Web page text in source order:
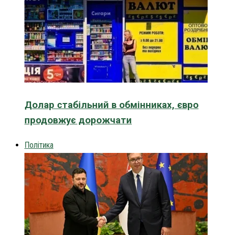
Долар стабільний в обмінниках, євро
продовжує дорожчати
Політика